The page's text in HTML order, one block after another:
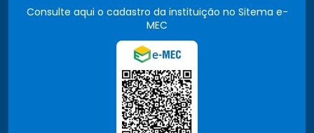
Consulte aqui o cadastro da instituição no Sitema e-
MEC